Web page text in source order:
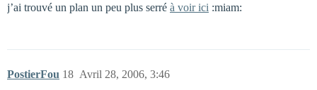
j’ai trouvé un plan un peu plus serré à voir ici :miam:
PostierFou Avril 28, 2006, 3:46
18